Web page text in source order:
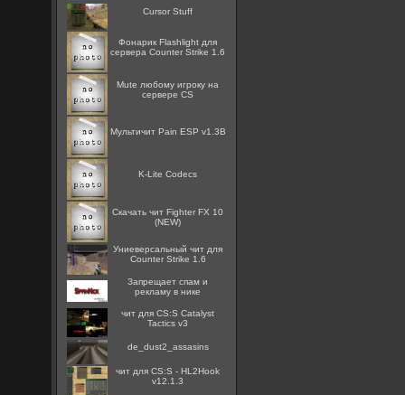
Cursor Stuff
Фонарик Flashlight для
сервера Counter Strike 1.6
Mute любому игроку на
сервере CS
Мультичит Pain ESP v1.3B
K-Lite Codecs
Скачать чит Fighter FX 10
(NEW)
Униеверсальный чит для
Counter Strike 1.6
Запрещает спам и
рекламу в нике
чит для CS:S Catalyst
Tactics v3
de_dust2_assasins
чит для CS:S - HL2Hook
v12.1.3